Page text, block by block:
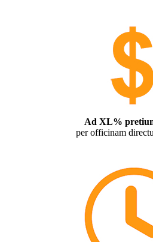
Ad XL%
per officinam